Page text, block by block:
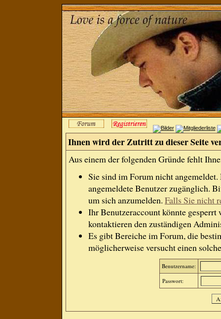
Ihnen wird der Zutritt zu dieser Seite
Aus einem der folgenden Gründe fehlt
Sie sind im Forum nicht
angemeldete Benutzer zugänglich.
um sich anzumelden. Falls Sie nicht
Ihr Benutzeraccount könnte gesperrt
kontaktieren den zuständigen
Es gibt Bereiche im Forum, die
möglicherweise versucht einen
Benutzername:
Passwort: